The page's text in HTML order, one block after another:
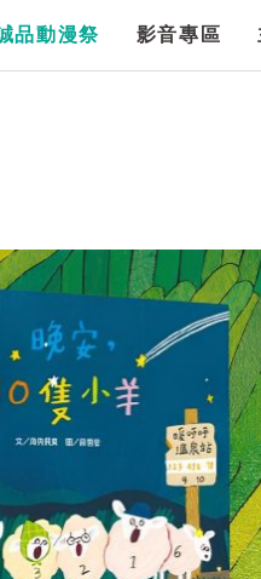
品動漫祭 影音專區